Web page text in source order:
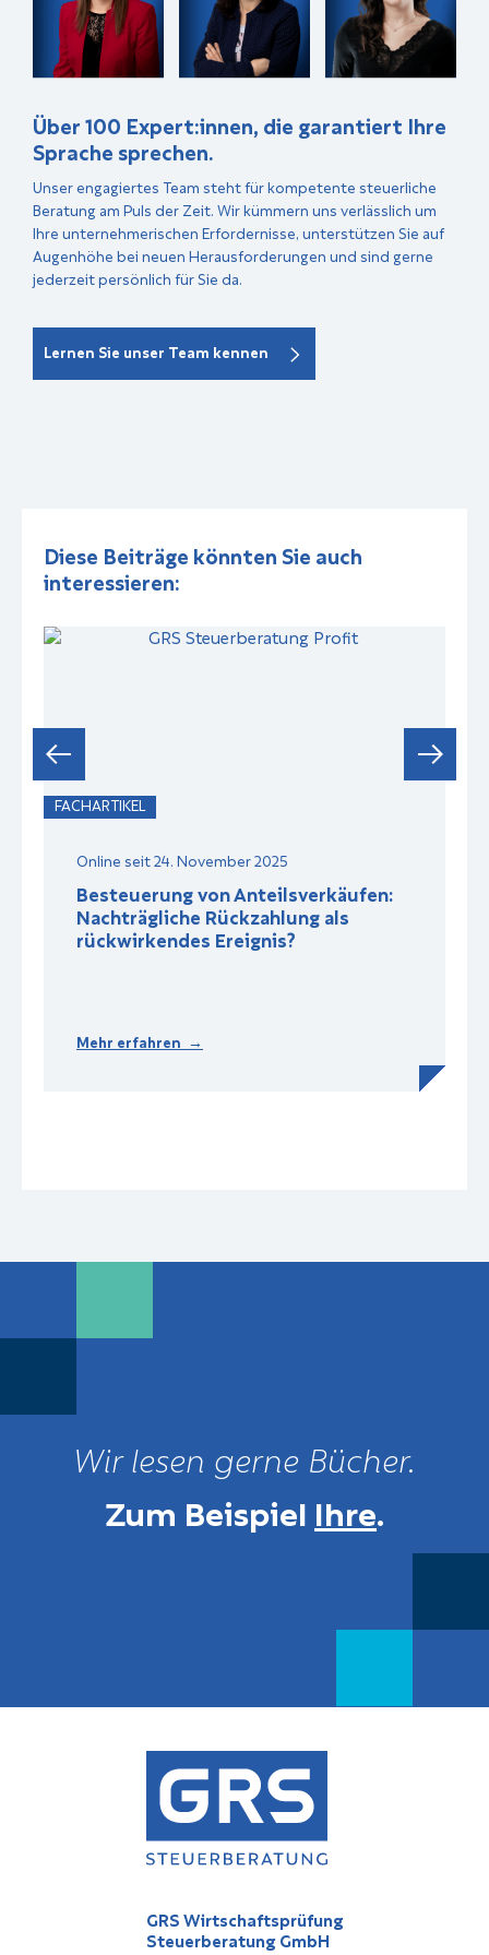
Über 100 Expert:innen, die garantiert Ihre
Sprache sprechen.
Unser engagiertes Team steht für kompetente steuerliche
Beratung am Puls der Zeit. Wir kümmern uns verlässlich um
Ihre unternehmerischen Erfordernisse, unterstützen Sie auf
Augenhöhe bei neuen Herausforderungen und sind gerne
jederzeit persönlich für Sie da.
Lernen Sie unser Team kennen
Diese Beiträge könnten Sie auch
interessieren:
FACHARTIKEL
Online seit 24. November 2025
Besteuerung von Anteilsverkäufen:
Nachträgliche Rückzahlung als
rückwirkendes Ereignis?
Mehr erfahren →
Wir lesen gerne Bücher.
Zum Beispiel Ihre.
GRS Wirtschaftsprüfung
Steuerberatung GmbH